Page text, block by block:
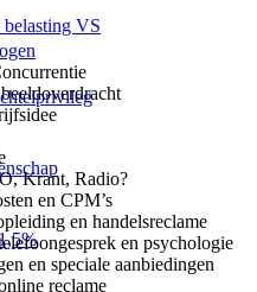
VS
Krant, Radio?
en CPM’s
en handelsreclame
en psychologie
en speciale aanbiedingen
reclame